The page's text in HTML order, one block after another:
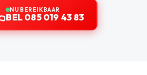
NU BEREIKBAAR
BEL 085 019 43 83